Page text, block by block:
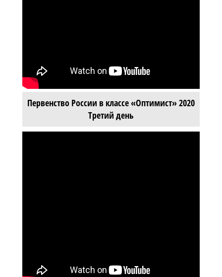
Первенство России в классе «Оптимист» 2020
Третий день